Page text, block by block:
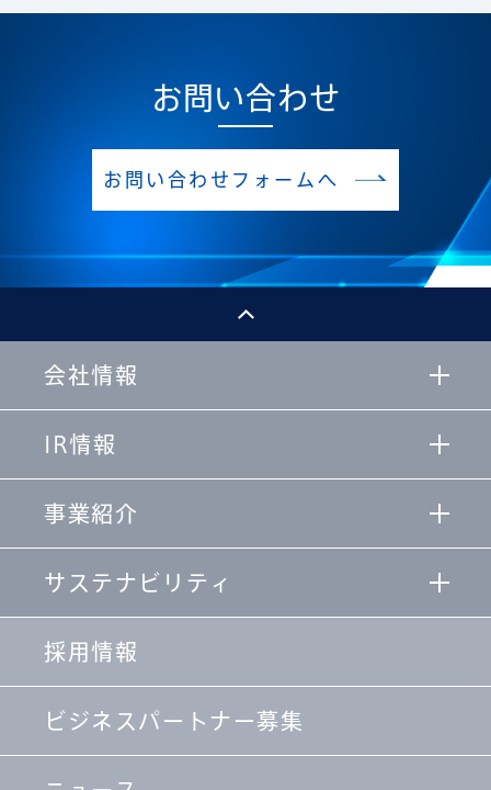
お問い合わせ
お問い合わせフォームへ
会社情報
IR情報
事業紹介
サステナビリティ
採用情報
ビジネスパートナー募集